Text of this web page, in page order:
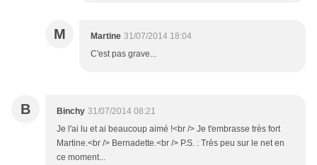
M Martine 31/07/2014 18:04
C'est pas grave...
B Binchy 31/07/2014 08:21
Je l'ai lu et ai beaucoup aimé !<br /> Je t'embrasse très fort
Martine.<br /> Bernadette.<br /> P.S. : Très peu sur le net en
ce moment...